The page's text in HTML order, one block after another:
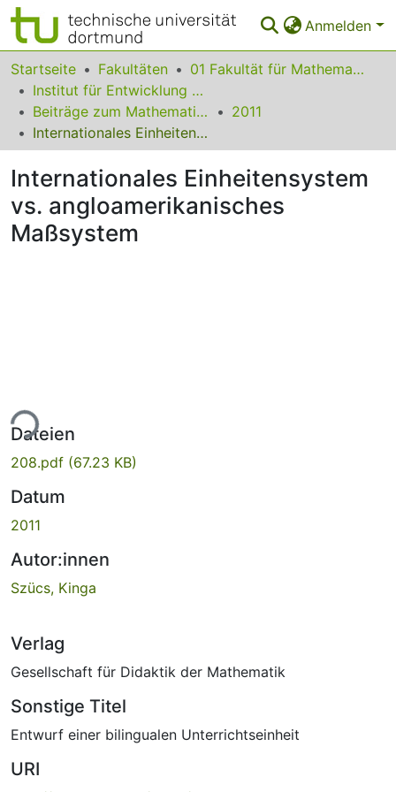
Anmelden
Bereiche & Sammlungen
Das gesamte Repositorium
Statistiken
FAQ
Leitlinien
Zurück zur Startseite
Startseite Fakultäten
01 Fakultät für Mathematik
Institut für Entwicklung und Erforschung des Mathematikunterrichts
Beiträge zum Mathematikunterricht
2011
Internationales Einheitensystem vs. angloamerikanisches Maßsystem
Internationales Einheitensystem
vs. angloamerikanisches
Maßsystem
Dateien
208.pdf (67.23 KB)
Datum
2011
Autor:innen
Szücs, Kinga
Verlag
Gesellschaft für Didaktik der Mathematik
Sonstige Titel
Entwurf einer bilingualen Unterrichtseinheit
URI